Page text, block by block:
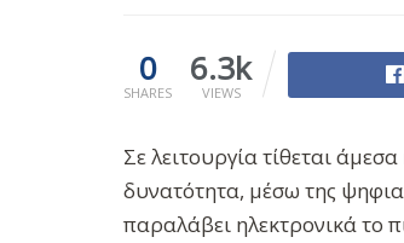
0
SHARES
6.3k
VIEWS
Σε λειτουργία τίθεται
δυνατότητα, μέσω της
παραλάβει ηλεκτρονικά το